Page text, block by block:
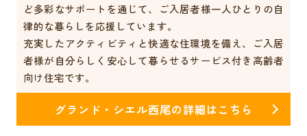
ど多彩なサポートを通じて、ご入居者様一人ひとりの自
律的な暮らしを応援しています。
充実したアクティビティと快適な住環境を備え、ご入居
者様が自分らしく安心して暮らせるサービス付き高齢者
向け住宅です。
グランド・シエル西尾の詳細はこちら